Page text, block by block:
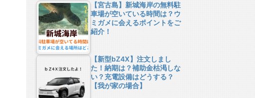
【宮古島】新城海岸の無料駐
車場が空いている時間は？ウ
ミガメに会えるポイントをご
紹介！
【新型bZ4X】注文しまし
た！納期は？補助金枯渇しな
い？充電設備はどうする？
【我が家の場合】